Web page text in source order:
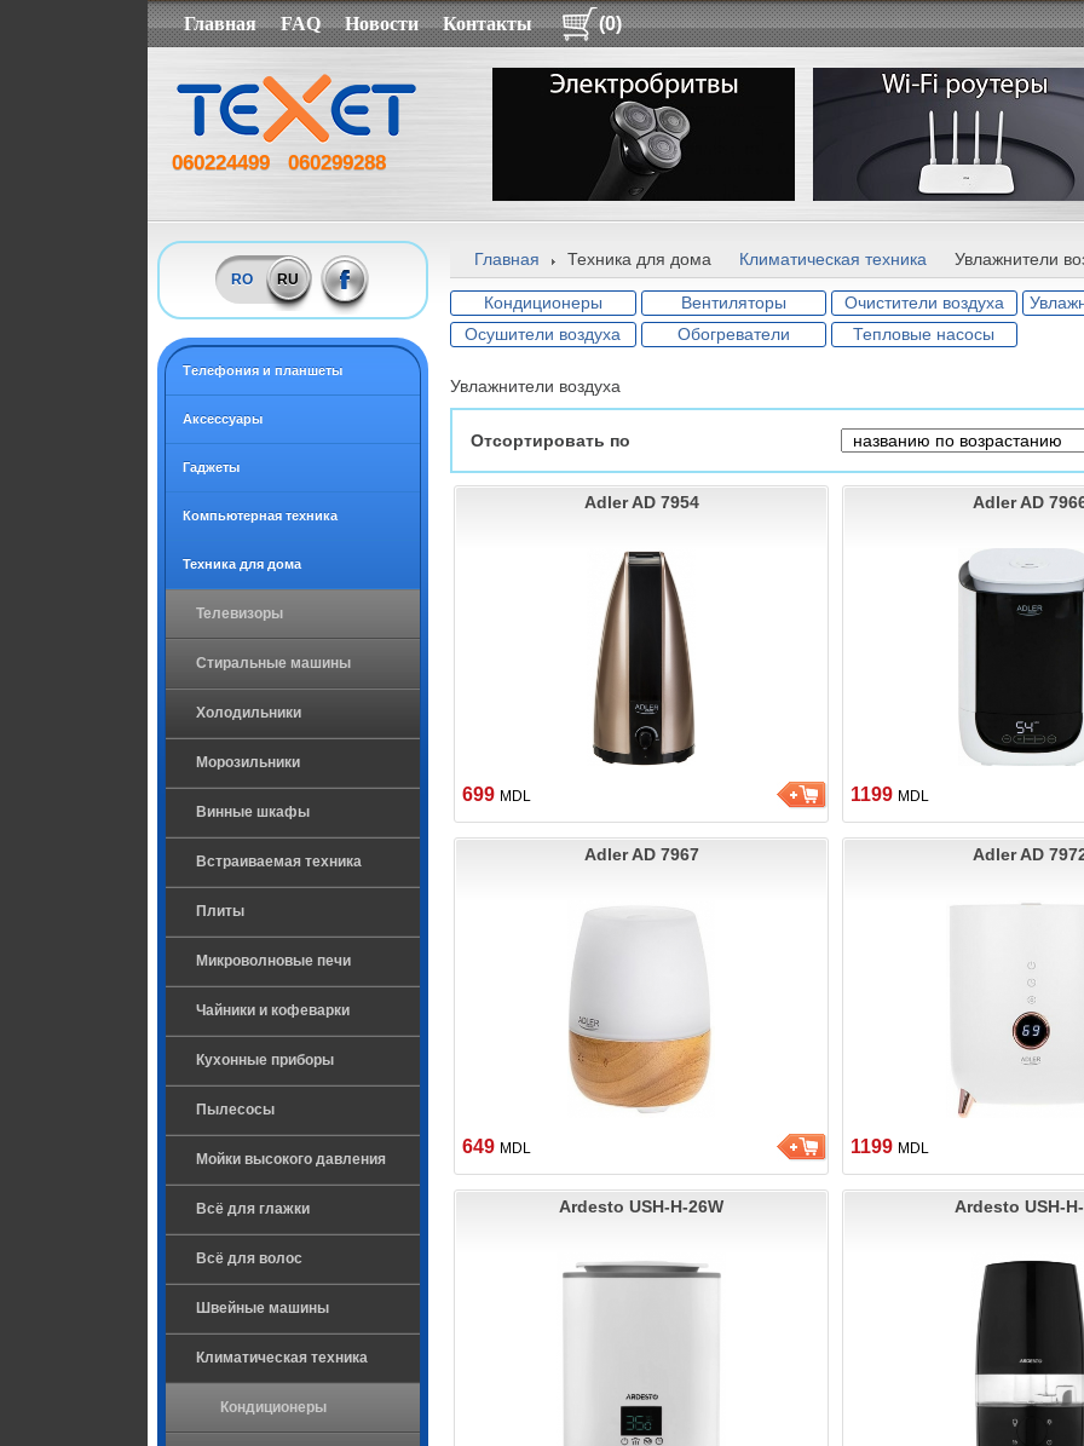
Главная FAQ Новости Контакты (0)
060224499 060299288
RO RU
Tелефония и планшеты
Аксессуары
Гаджеты
Компьютерная техника
Техника для дома
Телевизоры
Стиральные машины
Холодильники
Морозильники
Винные шкафы
Встраиваемая техника
Плиты
Микроволновые печи
Чайники и кофеварки
Кухонные приборы
Пылесосы
Мойки высокого давления
Всё для глажки
Всё для волос
Швейные машины
Климатическая техника
Кондиционеры
Главная Техника для дома Климатическая техника Увлажнители
Кондиционеры Вентиляторы Очистители воздуха
Осушители воздуха
Обогреватели Тепловые насосы
Увлажнители воздуха
Отсортировать по
Adler AD 7954
699 MDL
Adler AD
1199 MDL
Adler AD 7967
649 MDL
Adler AD
1199 MDL
Ardesto USH-H-26W Ardesto USH-